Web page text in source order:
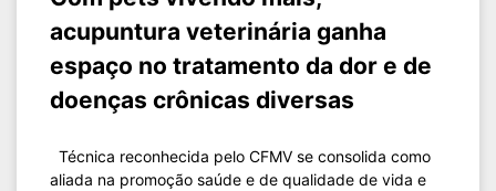
acupuntura veterinária ganha
espaço no tratamento da dor e de
doenças crônicas diversas
Técnica reconhecida pelo CFMV se consolida como
aliada na promoção saúde e de qualidade de vida e